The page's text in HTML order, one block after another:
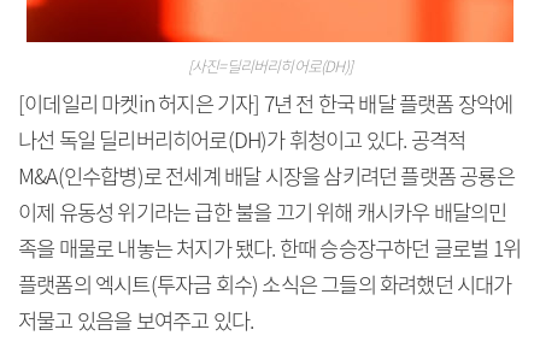
[사진=딜리버리히어로(DH)]
[이데일리 마켓in 허지은 기자] 7년 전 한국 배달 플랫폼 장악에
나선 독일 딜리버리히어로(DH)가 휘청이고 있다. 공격적
M&A(인수합병)로 전세계 배달 시장을 삼키려던 플랫폼 공룡은
이제 유동성 위기라는 급한 불을 끄기 위해 캐시카우 배달의민
족을 매물로 내놓는 처지가 됐다. 한때 승승장구하던 글로벌 1위
플랫폼의 엑시트(투자금 회수) 소식은 그들의 화려했던 시대가
저물고 있음을 보여주고 있다.